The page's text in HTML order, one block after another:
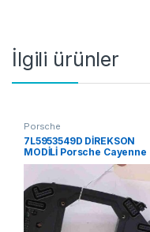
İlgili ürünler
Porsche
7L5953549D DİREKSON
MODİLİ Porsche Cayenne
2003-2010 ORJ ÇIKMA